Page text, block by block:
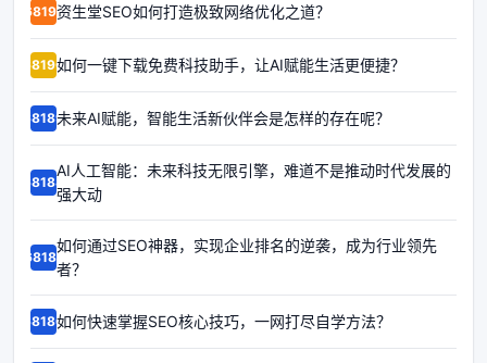
68191资生堂SEO如何打造极致网络优化之道？
68190如何一键下载免费科技助手，让AI赋能生活更便捷？
68189未来AI赋能，智能生活新伙伴会是怎样的存在呢？
68188
AI人工智能：未来科技无限引擎，难道不是推动时代发展的
强大动
68187
如何通过SEO神器，实现企业排名的逆袭，成为行业领先
者？
68186如何快速掌握SEO核心技巧，一网打尽自学方法？